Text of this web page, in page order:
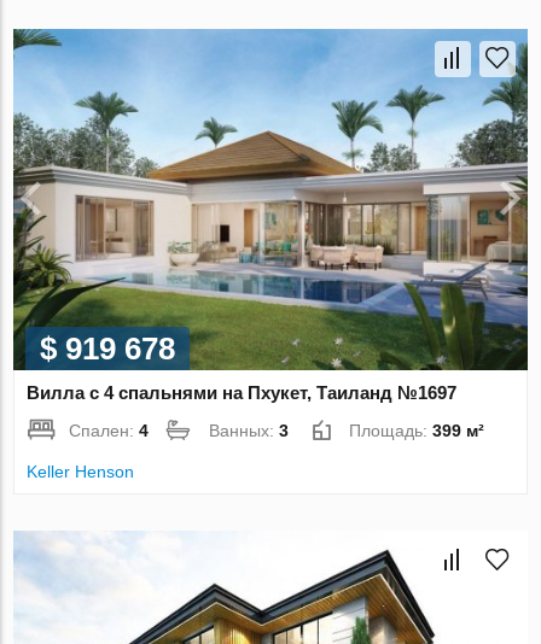
$ 919 678
Вилла с 4 спальнями на Пхукет, Таиланд №1697
Спален:4 Ванных:3 Площадь:399 м²
Keller Henson